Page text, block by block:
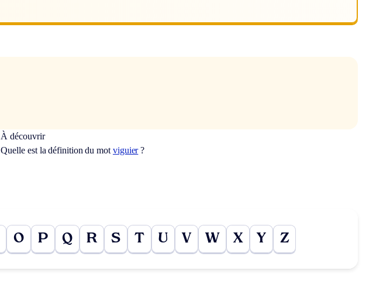
À découvrir
Quelle est la définition du mot viguier?
O P Q R S T U V W X Y Z